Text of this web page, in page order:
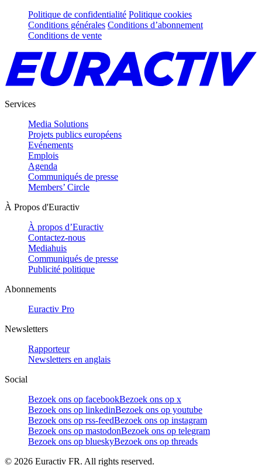
Politique de confidentialité Politique cookies
Conditions générales Conditions d’abonnement
Conditions de vente
Services
Media Solutions
Projets publics européens
Evénements
Emplois
Agenda
Communiqués de presse
Members’ Circle
À Propos d'Euractiv
À propos d’Euractiv
Contactez-nous
Mediahuis
Communiqués de presse
Publicité politique
Abonnements
Euractiv Pro
Newsletters
Rapporteur
Newsletters en anglais
Social
Bezoek ons op facebookBezoek ons op x
Bezoek ons op linkedinBezoek ons op youtube
Bezoek ons op rss-feedBezoek ons op instagram
Bezoek ons op mastodonBezoek ons op telegram
Bezoek ons op blueskyBezoek ons op threads
© 2026 Euractiv FR. All rights reserved.